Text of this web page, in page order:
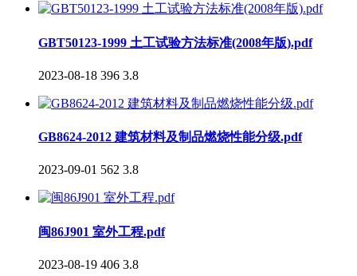
GBT50123-1999 土工试验方法标准(2008年版).pdf
2023-08-18 396 3.8
GB8624-2012 建筑材料及制品燃烧性能分级.pdf
2023-09-01 562 3.8
闽86J901 室外工程.pdf
2023-08-19 406 3.8